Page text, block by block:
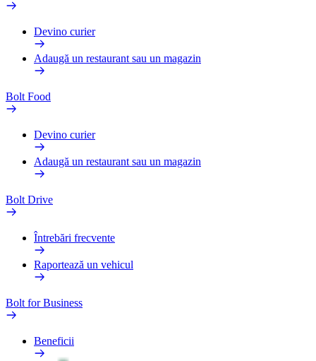
Devino curier
Adaugă un restaurant sau un magazin
Bolt Food
Devino curier
Adaugă un restaurant sau un magazin
Bolt Drive
Întrebări frecvente
Raportează un vehicul
Bolt for Business
Beneficii